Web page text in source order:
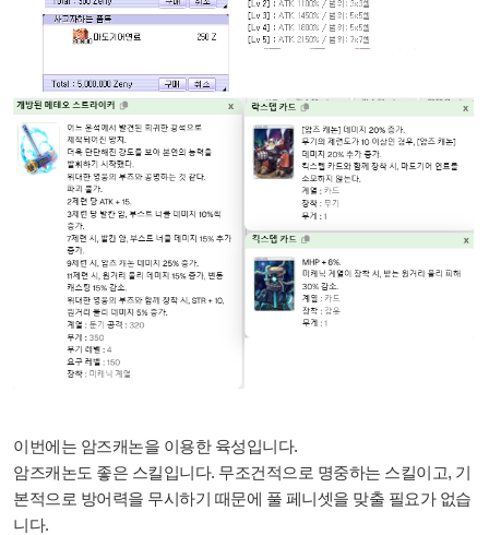
이번에는 암즈캐논을 이용한 육성입니다.
암즈캐논도 좋은 스킬입니다. 무조건적으로 명중하는 스킬이고, 기
본적으로 방어력을 무시하기 때문에 풀 페니셋을 맞출 필요가 없습
니다.